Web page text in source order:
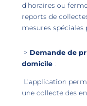
d’horaires ou
reports de
mesures spéciales
> Demande de
domicile:
L’application
une collecte des